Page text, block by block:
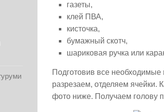
газеты,
клей ПВА,
кисточка,
бумажный скотч,
шариковая ручка или
Подготовив все
разрезаем, отделяем ячейки.
фото ниже. Получаем голову